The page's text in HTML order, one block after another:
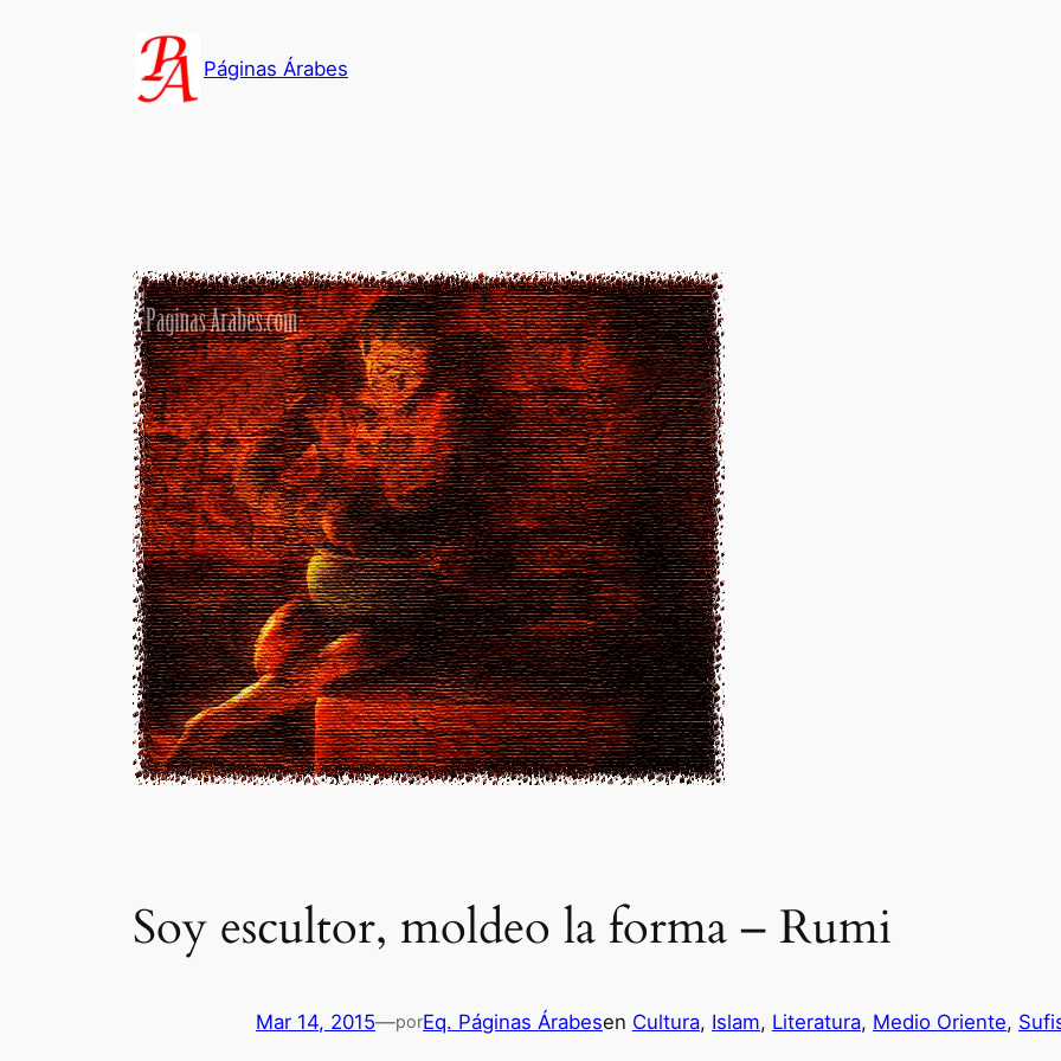
Páginas Árabes
Soy escultor, moldeo la forma – Rumi
Mar 14, 2015—porEq. Páginas Árabesen Cultura, Islam, Literatura, Medio Oriente,